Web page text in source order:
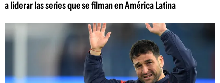
a liderar las series que se filman en América Latina